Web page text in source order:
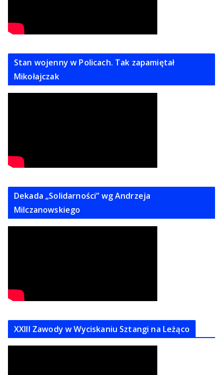
Stan wojenny w Policach. Tak zapamiętał
Mikołajczak
Dekada „Solidarności” wg Andrzeja
Milczanowskiego
XXIII Zawody w Wyciskaniu Sztangi na Leżąco